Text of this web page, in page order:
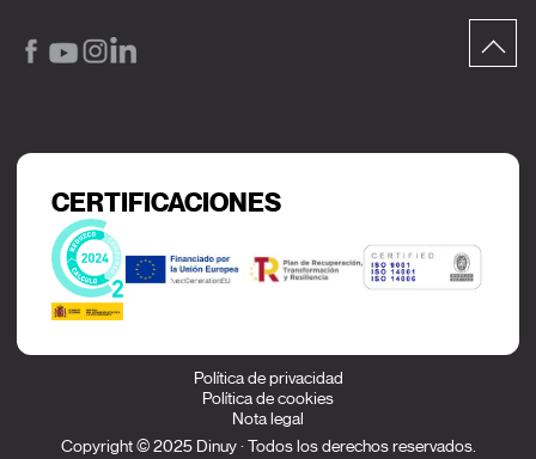
CERTIFICACIONES
Política de privacidad
Política de cookies
Nota legal
Copyright © 2025 Dinuy · Todos los derechos reservados.